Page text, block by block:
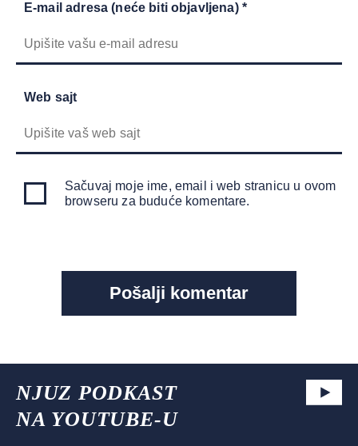
E-mail adresa (neće biti objavljena) *
Web sajt
Sačuvaj moje ime, email i web stranicu u ovom
browseru za buduće komentare.
NJUZ PODKAST
NA YOUTUBE-U